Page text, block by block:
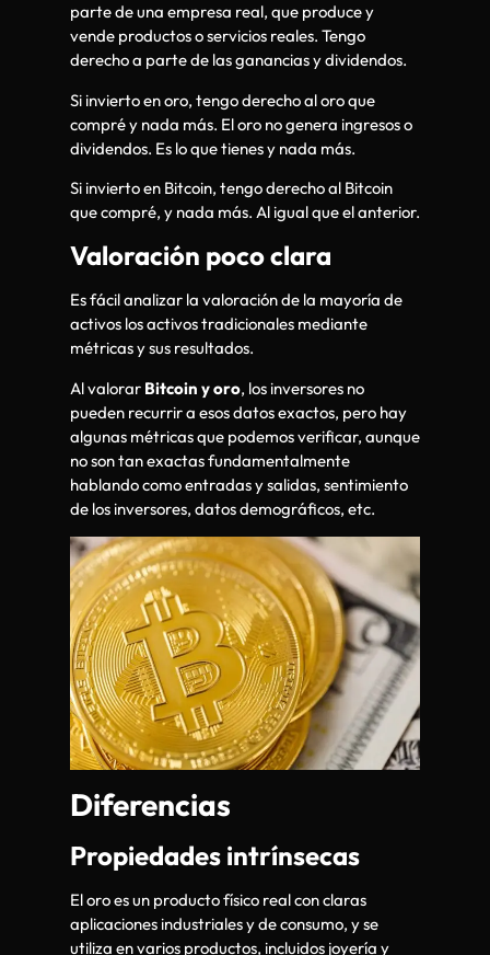
parte de una empresa real, que produce y
vende productos o servicios reales. Tengo
derecho a parte de las ganancias y dividendos.
Si invierto en oro, tengo derecho al oro que
compré y nada más. El oro no genera ingresos o
dividendos. Es lo que tienes y nada más.
Si invierto en Bitcoin, tengo derecho al Bitcoin
que compré, y nada más. Al igual que el anterior.
Valoración poco clara
Es fácil analizar la valoración de la mayoría de
activos los activos tradicionales mediante
métricas y sus resultados.
Al valorar Bitcoin y oro, los inversores no
pueden recurrir a esos datos exactos, pero hay
algunas métricas que podemos verificar, aunque
no son tan exactas fundamentalmente
hablando como entradas y salidas, sentimiento
de los inversores, datos demográficos, etc.
Diferencias
Propiedades intrínsecas
El oro es un producto físico real con claras
aplicaciones industriales y de consumo, y se
utiliza en varios productos, incluidos joyería y